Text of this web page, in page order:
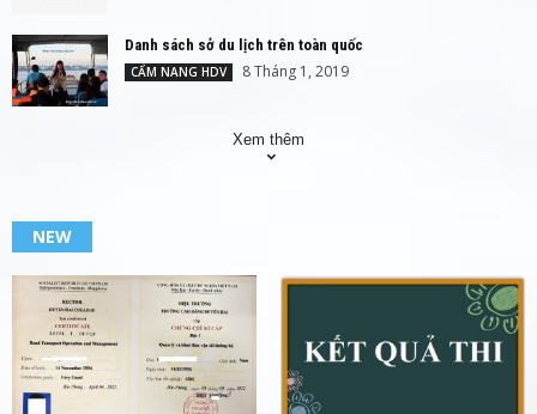
Danh sách sở du lịch trên toàn quốc
CẨM NANG HDV 8 Tháng 1, 2019
Xem thêm
NEW